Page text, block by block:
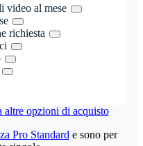
video al mese
richiesta
altre opzioni di acquisto
Pro Standard e sono per